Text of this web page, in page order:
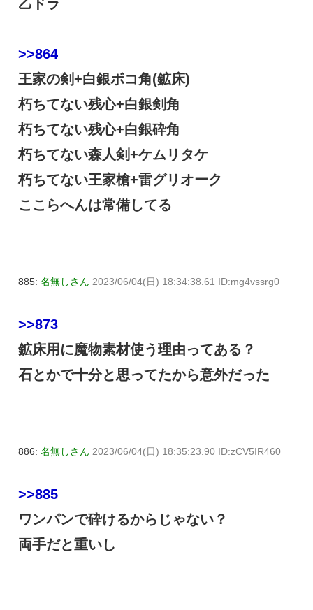
乙ドラ
>>864
王家の剣+白銀ボコ角(鉱床)
朽ちてない残心+白銀剣角
朽ちてない残心+白銀砕角
朽ちてない森人剣+ケムリタケ
朽ちてない王家槍+雷グリオーク
ここらへんは常備してる
885: 名無しさん 2023/06/04(日) 18:34:38.61 ID:mg4vssrg0
>>873
鉱床用に魔物素材使う理由ってある？
石とかで十分と思ってたから意外だった
886: 名無しさん 2023/06/04(日) 18:35:23.90 ID:zCV5IR460
>>885
ワンパンで砕けるからじゃない？
両手だと重いし